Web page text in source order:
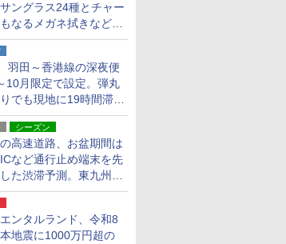
ングラス24種とチャー
なるメガネ拭きなど雑
羽田～香港線の深夜便
10月限定で設定。弾丸
でも現地に19時間滞在
シーズン
高速道路、お盆期間は
など通行止め端末を先
た渋滞予測。東九州道
回は料金調整を実施
ンタルランド、令和8
地震に1000万円超の